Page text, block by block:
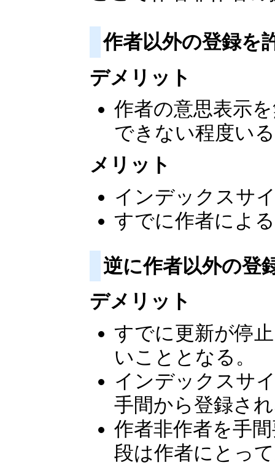
作者以外の登録を
デメリット
作者の意思表示
できない程度い
メリット
インデックスサ
すでに作者によ
逆に作者以外の登
デメリット
すでに更新が停
いこととなる。
インデックスサ
手間から登録さ
作者非作者を手
段は作者にとっ